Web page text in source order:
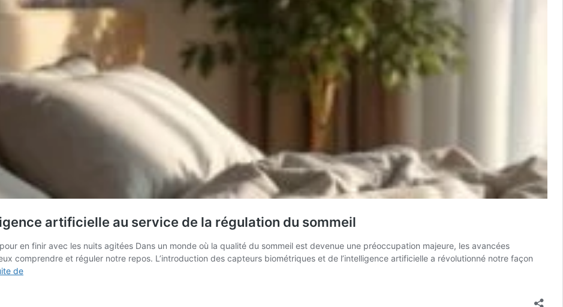
artificielle au service de la régulation du sommeil
en finir avec les nuits agitées Dans un monde où la qualité du sommeil est devenue une préoccupation majeure, les avancées
comprendre et réguler notre repos. L’introduction des capteurs biométriques et de l’intelligence artificielle a révolutionné notre façon
deLes